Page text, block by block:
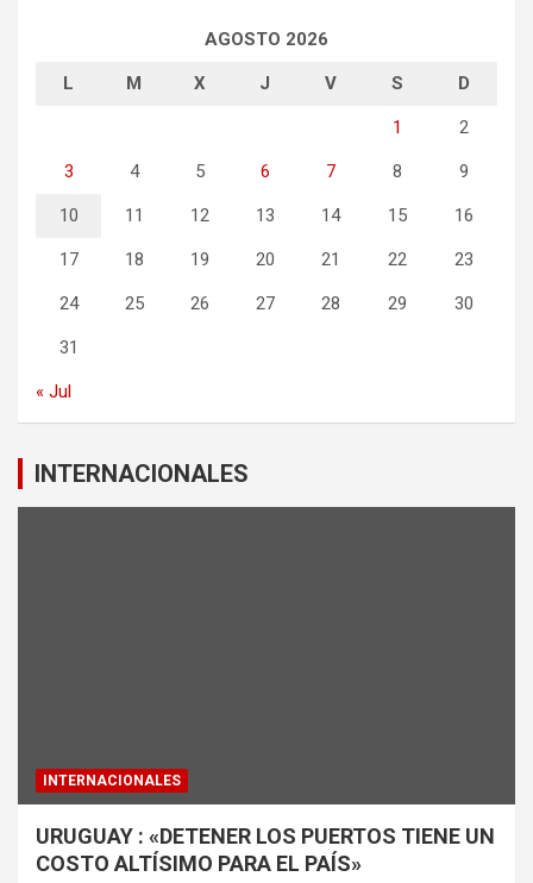
AGOSTO 2026
L M X J V S D
1 2
3 4 5 6 7 8 9
10 11 12 13 14 15 16
17 18 19 20 21 22 23
24 25 26 27 28 29 30
31
« Jul
INTERNACIONALES
INTERNACIONALES
URUGUAY : «DETENER LOS PUERTOS TIENE UN
COSTO ALTÍSIMO PARA EL PAÍS»